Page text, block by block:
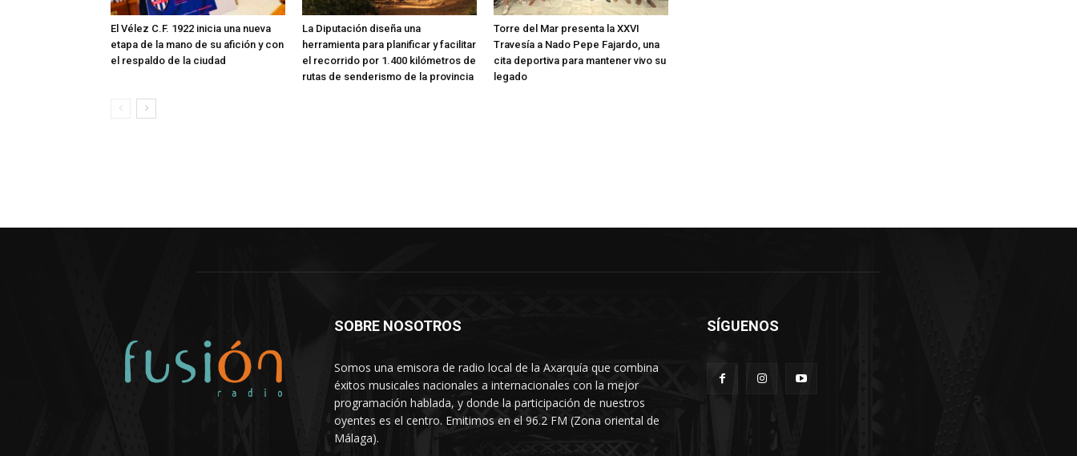
El Vélez C.F. 1922 inicia una nueva
etapa de la mano de su afición y con
el respaldo de la ciudad
La Diputación diseña una
herramienta para planificar y facilitar
el recorrido por 1.400 kilómetros de
rutas de senderismo de la provincia
Torre del Mar presenta la XXVI
Travesía a Nado Pepe Fajardo, una
cita deportiva para mantener vivo su
legado
SOBRE NOSOTROS
Somos una emisora de radio local de la Axarquía que combina
éxitos musicales nacionales a internacionales con la mejor
programación hablada, y donde la participación de nuestros
oyentes es el centro. Emitimos en el 96.2 FM (Zona oriental de
Málaga).
SÍGUENOS